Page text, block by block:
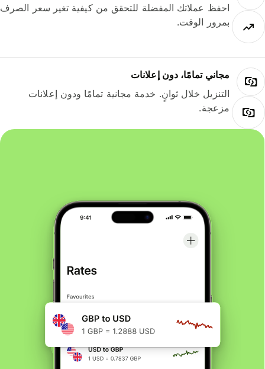
احفظ عملاتك المفضلة للتحقق من كيفية تغير سعر الصرف
بمرور الوقت.
مجاني تمامًا، دون إعلانات
التنزيل خلال ثوانٍ. خدمة مجانية تمامًا ودون إعلانات
مزعجة.